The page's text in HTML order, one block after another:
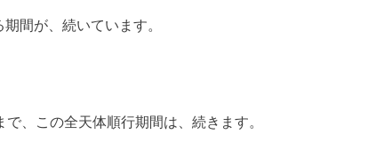
間が、続いています。
、この全天体順行期間は、続きます。